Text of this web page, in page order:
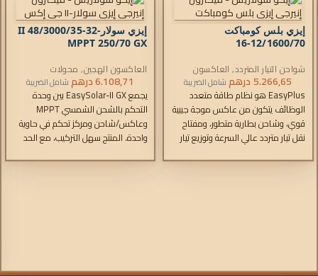
إيزي بلس كومباكت
12/1600/70-16
شواحن التيار المتردد, العاكسون
الهجين
5.266,65 درهم شامل الضريبة
EasyPlus هو نظام طاقة متعدد
الوظائف يتكون من عاكس موجة جيبية
قوي، وشاحن بطارية متطور، ومفتاح
نقل تيار متردد عالي السرعة وتوزيع تيار
وصغيرة الحجم.
إيزي سولار-II 48/3000/35-32
MPPT 250/70 GX
العاكسون الهجين, محولات
EasySolar-II
, شواحن التيار المتردد
وحدات التحكم
6.108,71درهمشامل الضريبة
يجمع EasySolar-II GX بين وحدة
التحكم بالشحن الشمسي MPPT
وعاكس/شاحن ومركز تحكم في حاوية
واحدة. المنتج سهل التركيب، مع الحد